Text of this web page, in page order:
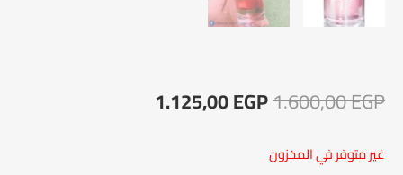
1.600,00EGP
السعر1.125,00EGP
غير متوفر في المخزون